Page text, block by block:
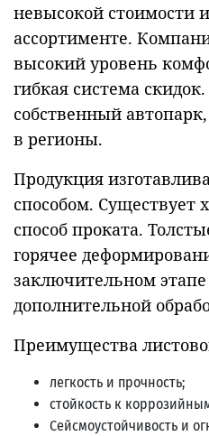
невысокой стоимости
ассортименте.
высокий уровень
гибкая система
собственный
в регионы.
Продукция
способом. Существует
способ проката.
горячее
заключительном этапе
дополнительной
Преимущества
легкость и прочность;
стойкость к
Сейсмоустойчивость и